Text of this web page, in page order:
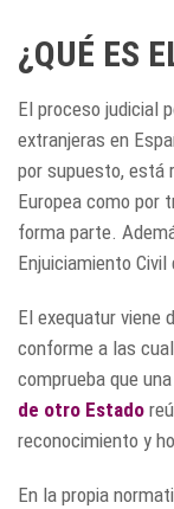
¿QUÉ ES
El proceso judicial
extranjeras en
por supuesto, está
Europea como por
forma parte.
Enjuiciamiento
El exequatur viene
conforme a las
comprueba que
de otro Estado
reconocimiento y
En la propia